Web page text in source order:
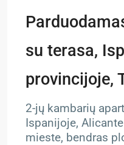
su terasa,
provincijoje,
2-jų kambarių
Ispanijoje,
mieste, bendras